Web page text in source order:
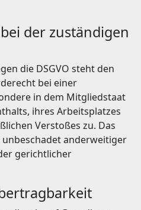
der zuständigen
die DSGVO steht den
bei einer
in dem Mitgliedstaat
ihres Arbeitsplatzes
Verstoßes zu. Das
anderweitiger
gerichtlicher